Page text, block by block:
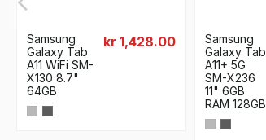
Samsung
Galaxy Tab
A11 WiFi SM-
X130 8.7"
64GB
kr 1,428.00
Samsung
Galaxy Tab
A11+ 5G
SM-X236
11" 6GB
RAM 128GB